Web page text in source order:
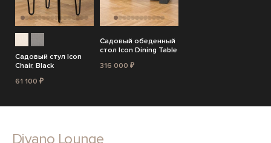
Садовый стул Icon
Chair, Black
61 100 ₽
Садовый обеденный
стол Icon Dining Table
316 000 ₽
Divano Lounge